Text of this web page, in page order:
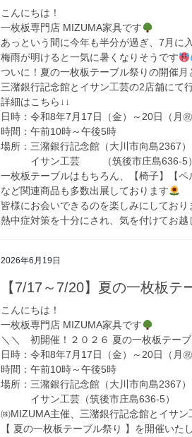
こんにちは！
一枚板専門店 MIZUMA家具です
あっという間に今年も半分が過ぎ、7月に
梅雨が明けると一気に暑くなりそうです
ついに！夏の一枚板テーブル祭りの開催月
三潴銀行記念館とイサン工芸の2店舗にて
詳細はこちら↓↓
日時：令和8年7月17日（金）～20日（月㊗
時間：午前10時～午後5時
場所：三潴銀行記念館（大川市向島2367）
イサン工芸 （筑後市庄島636-5）
一枚板テーブルはもちろん、【椅子】【ペ
など関連商品も多数出展しております
皆様にお会いできるのを楽しみにしており
熱中症対策を十分にされ、気を付けてお越
2026年6月19日
【7/17～7/20】夏の一枚板テ
こんにちは！
一枚板専門店 MIZUMA家具です
＼＼ 初開催！２０２６ 夏の一枚板テー
日時：令和8年7月17日（金）～20日（月㊗
時間：午前10時～午後5時
場所：三潴銀行記念館（大川市向島2367）
イサン工芸（筑後市庄島636-5）
㈱MIZUMA主催、三潴銀行記念館とイサン
【 夏の一枚板テーブル祭り 】を開催いた